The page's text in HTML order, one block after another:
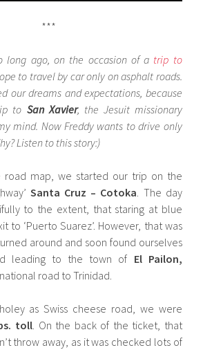
***
long ago, on the occasion of a trip to
to travel by car only on asphalt roads.
our dreams and expectations, because
to San Xavier, the Jesuit missionary
mind. Now Freddy wants to drive only
Listen to this story:)
road map, we started our trip on the
Santa Cruz – Cotoka. The day
to the extent, that staring at blue
to ‘Puerto Suarez’. However, that was
around and soon found ourselves
leading to the town of El Pailon,
road to Trinidad.
as Swiss cheese road, we were
toll. On the back of the ticket, that
throw away, as it was checked lots of